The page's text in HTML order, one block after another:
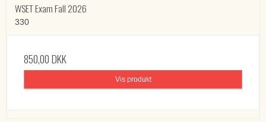
WSET Exam Fall 2026
330
850,00 DKK
Vis produkt